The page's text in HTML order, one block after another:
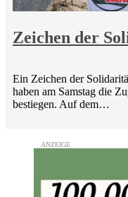
Zeichen der
Ein Zeichen der
haben am Samstag die
bestiegen. Auf dem…